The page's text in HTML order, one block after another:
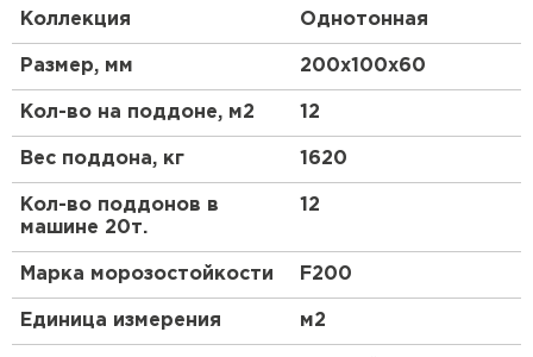
Коллекция Однотонная
Размер, мм 200х100х60
Кол-во на поддоне, м2 12
Вес поддона, кг 1620
Кол-во поддонов в
машине 20т.
12
Марка морозостойкости F200
Единица измерения м2